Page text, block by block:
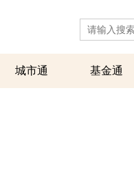
城市通 基金通